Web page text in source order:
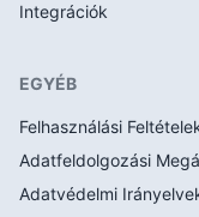
Integrációk
EGYÉB
Felhasználási
Adatfeldolgozási
Adatvédelmi